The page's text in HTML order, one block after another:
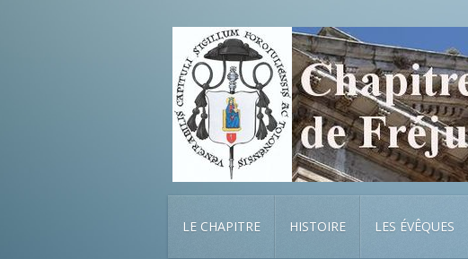
LE CHAPITRE HISTOIRE LES ÉVÊQUES